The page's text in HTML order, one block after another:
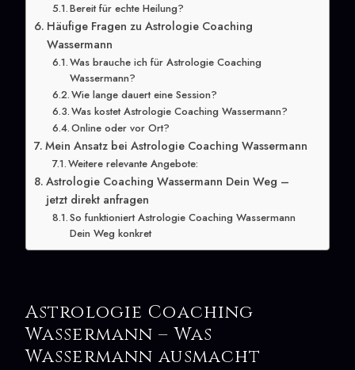
Bereit für echte Heilung?
Häufige Fragen zu Astrologie Coaching
Wassermann
Was brauche ich für Astrologie Coaching
Wassermann?
Wie lange dauert eine Session?
Was kostet Astrologie Coaching Wassermann?
Online oder vor Ort?
Mein Ansatz bei Astrologie Coaching Wassermann
Weitere relevante Angebote:
Astrologie Coaching Wassermann Dein Weg –
jetzt direkt anfragen
So funktioniert Astrologie Coaching Wassermann
Dein Weg konkret
Astrologie Coaching
Wassermann – Was
Wassermann ausmacht